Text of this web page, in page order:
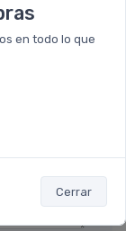
en todo lo que
Cerrar